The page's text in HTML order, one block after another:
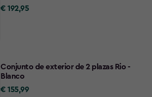
€
€ 192,95
Conjunto de exterior de 2 plazas Rio -
Blanco
€
€ 155,99